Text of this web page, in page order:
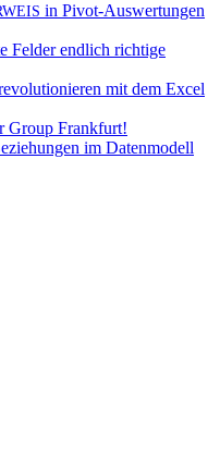
in Pivot-Auswertungen
Felder endlich richtige
mit dem Excel
Group Frankfurt!
im Datenmodell